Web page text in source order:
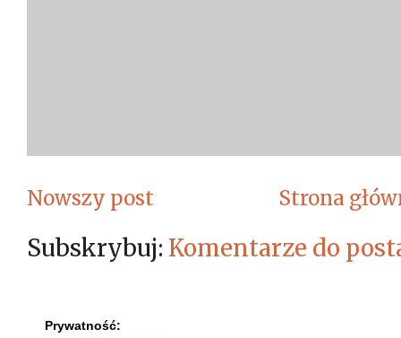
Nowszy post Strona
Subskrybuj: Komentarze do
Prywatność: